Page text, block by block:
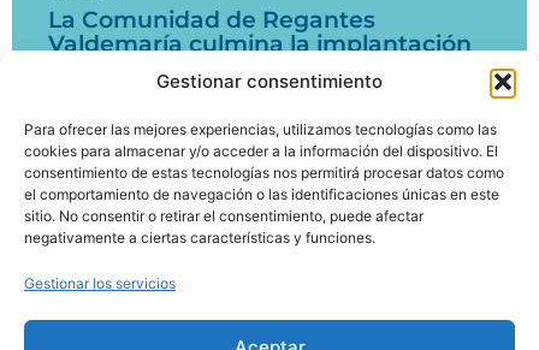
Gestionar consentimiento
Para ofrecer las mejores experiencias, utilizamos tecnologías como las
cookies para almacenar y/o acceder a la información del dispositivo. El
consentimiento de estas tecnologías nos permitirá procesar datos como
el comportamiento de navegación o las identificaciones únicas en este
sitio. No consentir o retirar el consentimiento, puede afectar
negativamente a ciertas características y funciones.
Gestionar los servicios
La Comunidad de Regantes
Valdemaría culmina la implantación
del PERTE de Digitalización del Ciclo
Leer más
Ir a noticias